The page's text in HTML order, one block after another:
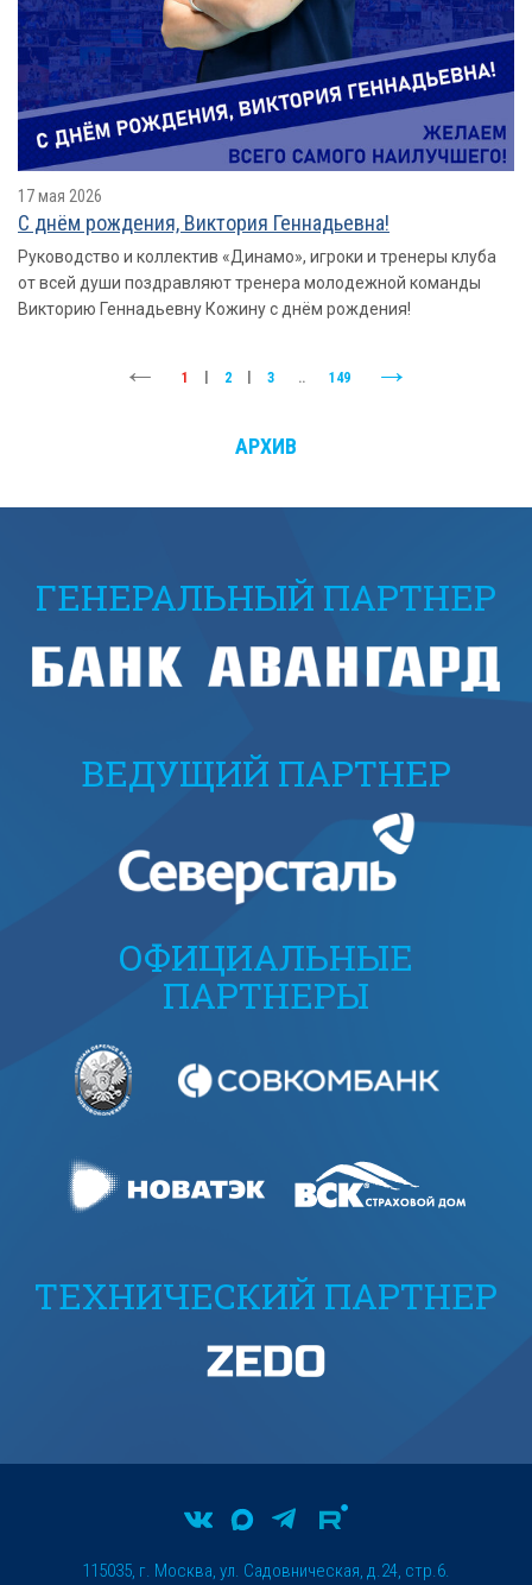
17 мая 2026
С днём рождения, Виктория Геннадьевна!
Руководство и коллектив «Динамо», игроки и тренеры клуба
от всей души поздравляют тренера молодежной команды
Викторию Геннадьевну Кожину с днём рождения!
1 2 3 .. 149
АРХИВ
ГЕНЕРАЛЬНЫЙ ПАРТНЕР
ВЕДУЩИЙ ПАРТНЕР
ОФИЦИАЛЬНЫЕ
ПАРТНЕРЫ
ТЕХНИЧЕСКИЙ ПАРТНЕР
115035, г. Москва, ул. Садовническая, д.24, стр.6.